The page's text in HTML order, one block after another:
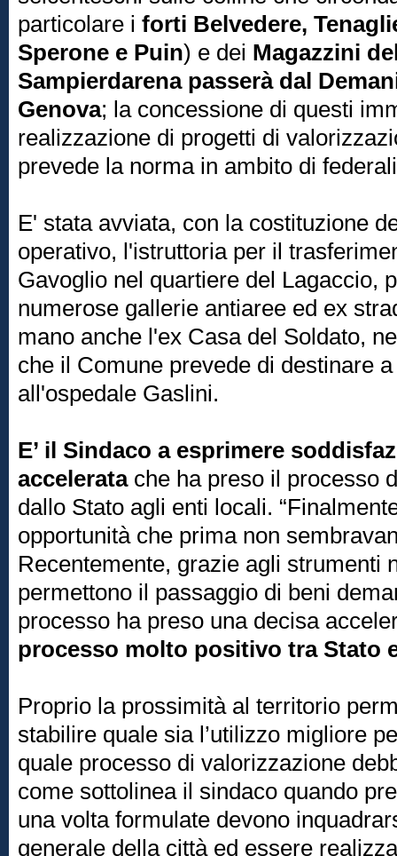
particolare i forti Belvedere,
Sperone e Puin) e dei Magazzini
Sampierdarena passerà dal
Genova; la concessione di questi
realizzazione di progetti di
prevede la norma in ambito di
E' stata avviata, con la costituzione
operativo, l'istruttoria per il
Gavoglio nel quartiere del Lagaccio,
numerose gallerie antiaree ed ex
mano anche l'ex Casa del Soldato,
che il Comune prevede di destinare
all'ospedale Gaslini.
E’ il Sindaco a esprimere
acceleratache ha preso il processo
dallo Stato agli enti locali.
opportunità che prima non
Recentemente, grazie agli strumenti
permettono il passaggio di beni
processo ha preso una decisa
processo molto positivo tra Stato
Proprio la prossimità al territorio
stabilire quale sia l’utilizzo migliore
quale processo di valorizzazione
come sottolinea il sindaco quando
una volta formulate devono
generale della città ed essere